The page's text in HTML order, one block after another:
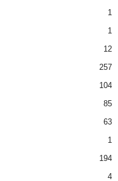
1
1
12
257
104
85
63
1
194
4